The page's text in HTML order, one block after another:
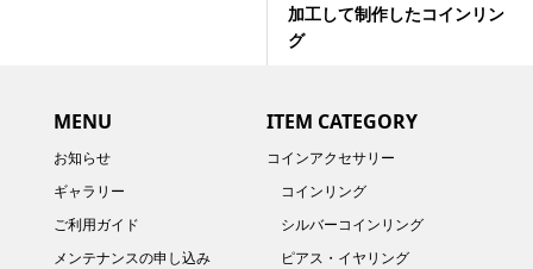
加工して制作したコインリン
グ
MENU
お知らせ
ギャラリー
ご利用ガイド
メンテナンスの申し込み
ITEM CATEGORY
コインアクセサリー
コインリング
シルバーコインリング
ピアス・イヤリング